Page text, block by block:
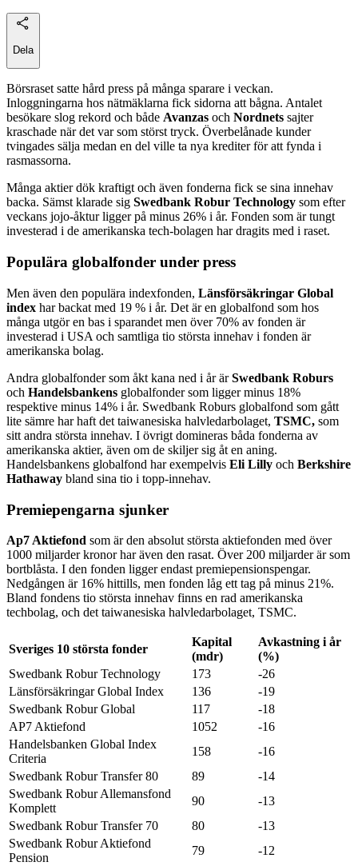
Dela
Börsraset satte hård press på många sparare i veckan.
Inloggningarna hos nätmäklarna fick sidorna att bågna. Antalet
besökare slog rekord och både Avanzas och Nordnets sajter
kraschade när det var som störst tryck. Överbelånade kunder
tvingades sälja medan en del ville ta nya krediter för att fynda i
rasmassorna.
Många aktier dök kraftigt och även fonderna fick se sina innehav
backa. Sämst klarade sig Swedbank Robur Technology som efter
veckans jojo-åktur ligger på minus 26% i år. Fonden som är tungt
investerad i de amerikanska tech-bolagen har dragits med i raset.
Populära globalfonder under press
Men även den populära indexfonden, Länsförsäkringar Global
index har backat med 19 % i år. Det är en globalfond som hos
många utgör en bas i sparandet men över 70% av fonden är
investerad i USA och samtliga tio största innehav i fonden är
amerikanska bolag.
Andra globalfonder som åkt kana ned i år ärSwedbank Roburs
och Handelsbankens globalfonder som ligger minus 18%
respektive minus 14% i år. Swedbank Roburs globalfond som gått
lite sämre har haft det taiwanesiska halvledarbolaget, TSMC, som
sitt andra största innehav. I övrigt domineras båda fonderna av
amerikanska aktier, även om de skiljer sig åt en aning.
Handelsbankens globalfond har exempelvis Eli Lilly och Berkshire
Hathaway bland sina tio i topp-innehav.
Premiepengarna sjunker
Ap7 Aktiefond som är den absolut största aktiefonden med över
1000 miljarder kronor har även den rasat. Över 200 miljarder är som
bortblåsta. I den fonden ligger endast premiepensionspengar.
Nedgången är 16% hittills, men fonden låg ett tag på minus 21%.
Bland fondens tio största innehav finns en rad amerikanska
techbolag, och det taiwanesiska halvledarbolaget, TSMC.
Sveriges 10 största fonder
Kapital
(mdr)
Avkastning i år
(%)
Swedbank Robur Technology
173
-26
Länsförsäkringar Global Index
136
-19
Swedbank Robur Global
117
-18
AP7 Aktiefond
1052
-16
Handelsbanken Global Index
Criteria
158
-16
Swedbank Robur Transfer 80
89
-14
Swedbank Robur Allemansfond
Komplett
90
-13
Swedbank Robur Transfer 70
80
-13
Swedbank Robur Aktiefond
Pension
79
-12